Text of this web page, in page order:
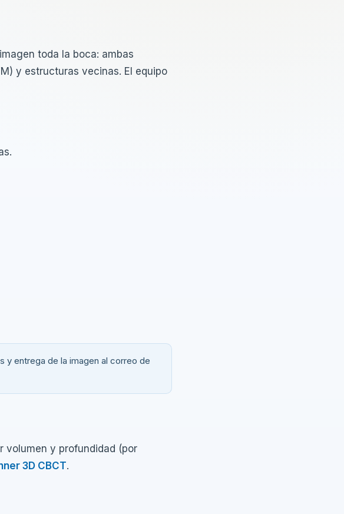
toda la boca: ambas
y estructuras vecinas. El equipo
y entrega de la imagen al correo de
volumen y profundidad (por
3D CBCT.